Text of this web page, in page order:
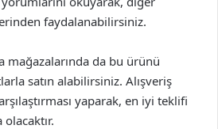
faydalanabilirsiniz.
mağazalarında da bu ürünü
satın alabilirsiniz. Alışveriş
yaparak, en iyi teklifi